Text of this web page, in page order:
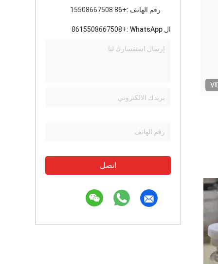
رقم الهاتف :+86 15508667508
ال WhatsApp : +8615508667508
اتصل